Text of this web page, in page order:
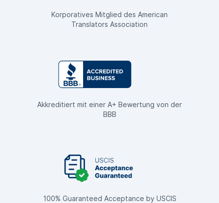
Korporatives Mitglied des American
Translators Association
Akkreditiert mit einer A+ Bewertung von der
BBB
100% Guaranteed Acceptance by USCIS